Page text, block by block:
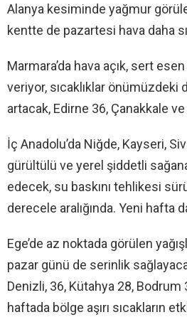
Alanya kesiminde yağmur
kentte de pazartesi hava daha
Marmara’da hava açık, sert
veriyor, sıcaklıklar önümüzdeki
artacak, Edirne 36, Çanakkale
İç Anadolu’da Niğde, Kayseri,
gürültülü ve yerel şiddetli
edecek, su baskını tehlikesi
derecele aralığında. Yeni hafta
Ege’de az noktada görülen
pazar günü de serinlik
Denizli, 36, Kütahya 28, Bodrum
haftada bölge aşırı sıcakların